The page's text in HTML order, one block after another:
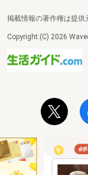
掲載情報の著作権は提供
Copyright:(C) 2026